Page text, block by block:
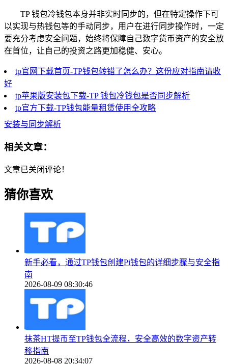
TP 钱包冷钱包本身并非实时同步的，但在特定操作下可
以实现与热钱包等的手动同步，用户在进行同步操作时，一定
要充分考虑安全问题，始终将保障自己数字货币资产的安全放
在首位，让自己的投资之路更加稳健、安心。
tp官网下载首页-TP钱包转错了怎么办？这份应对指南请收
好
tp苹果版安装包下载-TP 钱包冷钱包是否同步解析
tp官方下载-TP钱包能量租赁使用全攻略
安装与同步解析
相关文章：
文章已关闭评论！
猜你喜欢
新手必看，通过TP钱包创建Pi钱包的详细步骤与安全指
南
2026-08-09 08:30:46
抹茶HT提币至TP钱包全流程，安全高效的数字资产转
移指南
2026-08-08 20:34:07